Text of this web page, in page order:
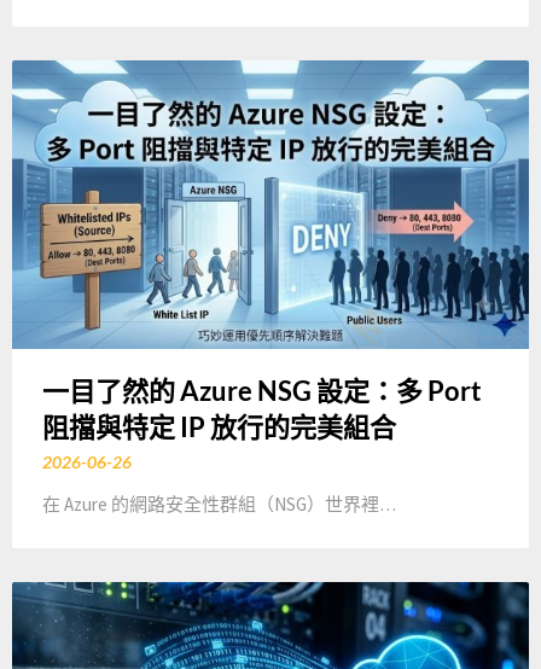
一目了然的 Azure NSG 設定：多 Port
阻擋與特定 IP 放行的完美組合
2026-06-26
在 Azure 的網路安全性群組（NSG）世界裡…